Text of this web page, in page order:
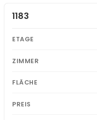
1183